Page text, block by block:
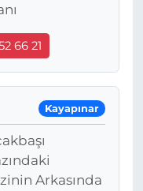
66 21
Kayapınar
Arkasında